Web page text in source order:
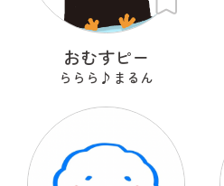
おむすピー
ららら♪まるん